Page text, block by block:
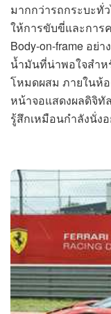
มากกว่ารถกระบะทั่
ให้การขับขี่และการ
Body-on-frame อย่
น้ำมันที่น่าพอใจสำห
โหมดผสม ภายในห้อ
หน้าจอแสดงผลดิจิทั
รู้สึกเหมือนกำลังนั่ง